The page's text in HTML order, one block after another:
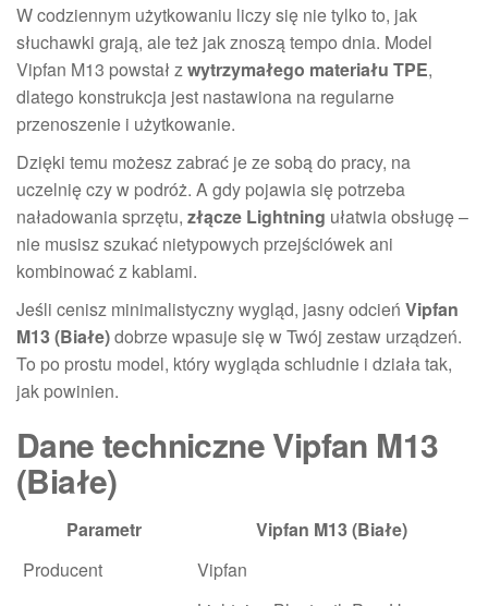
W codziennym użytkowaniu liczy się nie tylko to, jak
słuchawki grają, ale też jak znoszą tempo dnia. Model
Vipfan M13 powstał zwytrzymałego materiału TPE,
dlatego konstrukcja jest nastawiona na regularne
przenoszenie i użytkowanie.
Dzięki temu możesz zabrać je ze sobą do pracy, na
uczelnię czy w podróż. A gdy pojawia się potrzeba
naładowania sprzętu, złącze Lightning ułatwia obsługę –
nie musisz szukać nietypowych przejściówek ani
kombinować z kablami.
Jeśli cenisz minimalistyczny wygląd, jasny odcień Vipfan
M13 (Białe)dobrze wpasuje się w Twój zestaw urządzeń.
To po prostu model, który wygląda schludnie i działa tak,
jak powinien.
Dane techniczne Vipfan M13
(Białe)
Parametr
Vipfan M13 (Białe)
Producent
Vipfan